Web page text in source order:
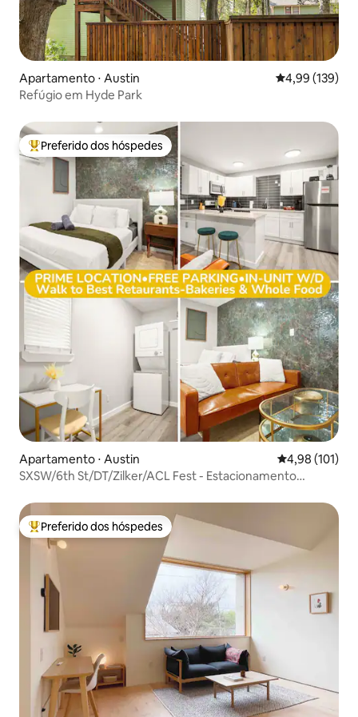
Apartamento ⋅ Austin 4,99 de uma
4,99 (139)
Refúgio em Hyde Park
Entre os melhores preferidos dos hóspedes
Preferido dos hóspedes
Apartamento ⋅ Austin 4,98 de uma
4,98 (101)
SXSW/6th St/DT/Zilker/ACL Fest - Estacionamento
Entre os melhores preferidos dos hóspedes
Preferido dos hóspedes